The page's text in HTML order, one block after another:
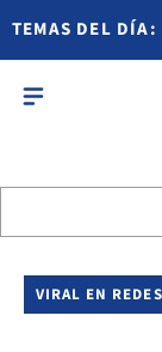
TEMAS DEL DÍA:
VIRAL EN REDES